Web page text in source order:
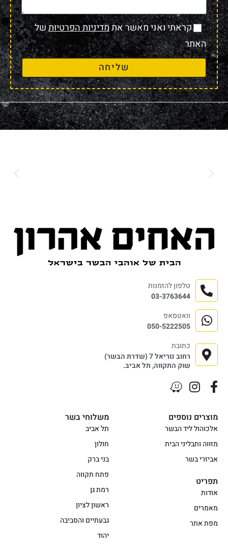
קראתי ואני מאשר אתמדיניות הפרטיותשל
האתר
שליחה
משלוחי בשר
תל אביב
חולון
בני ברק
פתח תקווה
רמת גן
ראשון לציון
גבעתיים והסביבה
יהוד
מוצרים נוספים
אלכוהול ליד הבשר
מזווה ותבליני הבית
אביזרי בשר
תפריט
אודות
מאמרים
מפת אתר
טלפון להזמנות
03-3763644
וואטסאפ
050-5222505
כתובת
רחוב נוריאל 7 (שדרת הבשר)
שוק התקווה, תל אביב.